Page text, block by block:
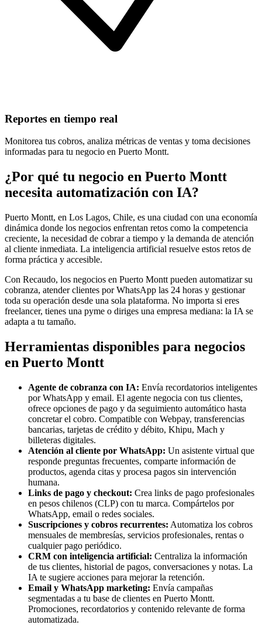
Reportes en tiempo real
Monitorea tus cobros, analiza métricas de ventas y toma decisiones
informadas para tu negocio en Puerto Montt.
¿Por qué tu negocio en Puerto Montt
necesita automatización con IA?
Puerto Montt, en Los Lagos, Chile, es una ciudad con una economía
dinámica donde los negocios enfrentan retos como la competencia
creciente, la necesidad de cobrar a tiempo y la demanda de atención
al cliente inmediata. La inteligencia artificial resuelve estos retos de
forma práctica y accesible.
Con Recaudo, los negocios en Puerto Montt pueden automatizar su
cobranza, atender clientes por WhatsApp las 24 horas y gestionar
toda su operación desde una sola plataforma. No importa si eres
freelancer, tienes una pyme o diriges una empresa mediana: la IA se
adapta a tu tamaño.
Herramientas disponibles para negocios
en Puerto Montt
Agente de cobranza con IA: Envía recordatorios inteligentes
por WhatsApp y email. El agente negocia con tus clientes,
ofrece opciones de pago y da seguimiento automático hasta
concretar el cobro. Compatible con Webpay, transferencias
bancarias, tarjetas de crédito y débito, Khipu, Mach y
billeteras digitales.
Atención al cliente por WhatsApp: Un asistente virtual que
responde preguntas frecuentes, comparte información de
productos, agenda citas y procesa pagos sin intervención
humana.
Links de pago y checkout: Crea links de pago profesionales
en pesos chilenos (CLP) con tu marca. Compártelos por
WhatsApp, email o redes sociales.
Suscripciones y cobros recurrentes: Automatiza los cobros
mensuales de membresías, servicios profesionales, rentas o
cualquier pago periódico.
CRM con inteligencia artificial: Centraliza la información
de tus clientes, historial de pagos, conversaciones y notas. La
IA te sugiere acciones para mejorar la retención.
Email y WhatsApp marketing: Envía campañas
segmentadas a tu base de clientes en Puerto Montt.
Promociones, recordatorios y contenido relevante de forma
automatizada.